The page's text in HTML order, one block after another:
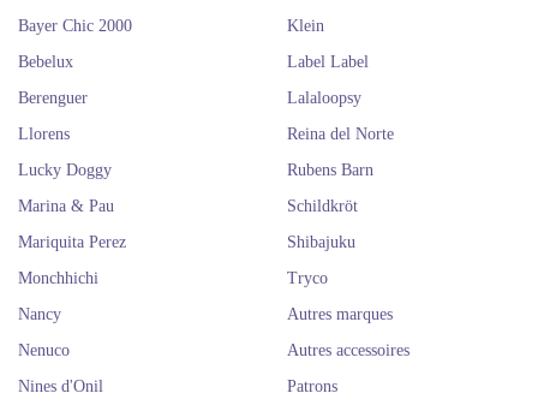
Bayer Chic 2000
Bebelux
Berenguer
Klein
Label Label
Lalaloopsy
Llorens
Lucky Doggy
Marina & Pau
Mariquita Perez
Monchhichi
Nancy
Nenuco
Nines d'Onil
Reina del Norte
Rubens Barn
Schildkröt
Shibajuku
Tryco
Autres marques
Autres accessoires
Patrons